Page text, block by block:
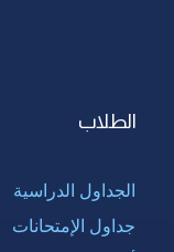
الطلاب
الجداول الدراسية
جداول الإمتحانات